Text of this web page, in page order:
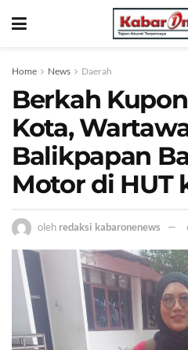
Home News Daerah
Berkah
Kota,
Balikpapan
Motor di HUT
oleh redaksi kabaronenews